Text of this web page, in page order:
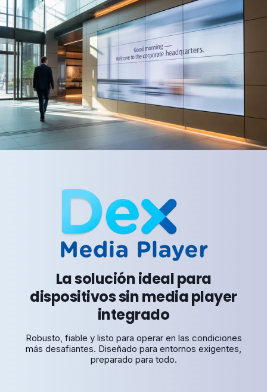
La solución ideal para
dispositivos sin media player
integrado
Robusto, fiable y listo para operar en las condiciones
más desafiantes. Diseñado para entornos exigentes,
preparado para todo.